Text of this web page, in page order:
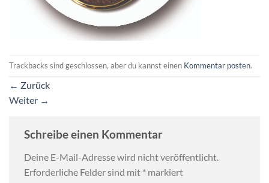
Trackbacks sind geschlossen, aber du kannst einen Kommentar posten.
← Zurück
Weiter →
Schreibe einen Kommentar
Deine E-Mail-Adresse wird nicht veröffentlicht.
Erforderliche Felder sind mit * markiert